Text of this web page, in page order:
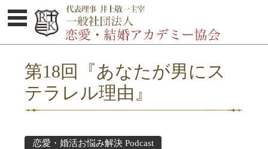
協会概要
第18回『あなたが男にス
テラレル理由』
恋愛・婚活お悩み解決 Podcast